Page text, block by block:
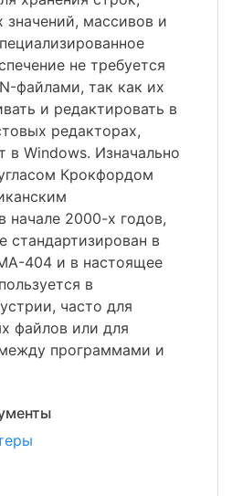
значений, массивов и
не требуется
файлами, так как их
и редактировать в
редакторах,
в Windows. Изначально
Крокфордом
начале 2000-х годов,
стандартизирован в
404 и в настоящее
в
часто для
файлов или для
программами и